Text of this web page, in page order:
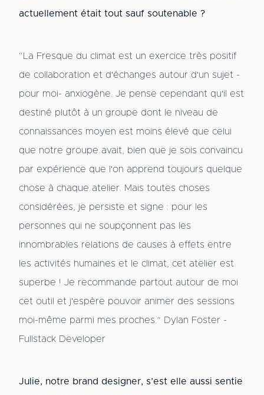
actuellement était tout sauf soutenable ?
“La Fresque du climat est un exercice très positif
de collaboration et d'échanges autour d'un sujet -
pour moi- anxiogène. Je pense cependant qu'il est
destiné plutôt à un groupe dont le niveau de
connaissances moyen est moins élevé que celui
que notre groupe avait, bien que je sois convaincu
par expérience que l'on apprend toujours quelque
chose à chaque atelier. Mais toutes choses
considérées, je persiste et signe : pour les
personnes qui ne soupçonnent pas les
innombrables relations de causes à effets entre
les activités humaines et le climat, cet atelier est
superbe ! Je recommande partout autour de moi
cet outil et j'espère pouvoir animer des sessions
moi-même parmi mes proches.” Dylan Foster -
Fullstack Developer
Julie, notre brand designer, s’est elle aussi sentie